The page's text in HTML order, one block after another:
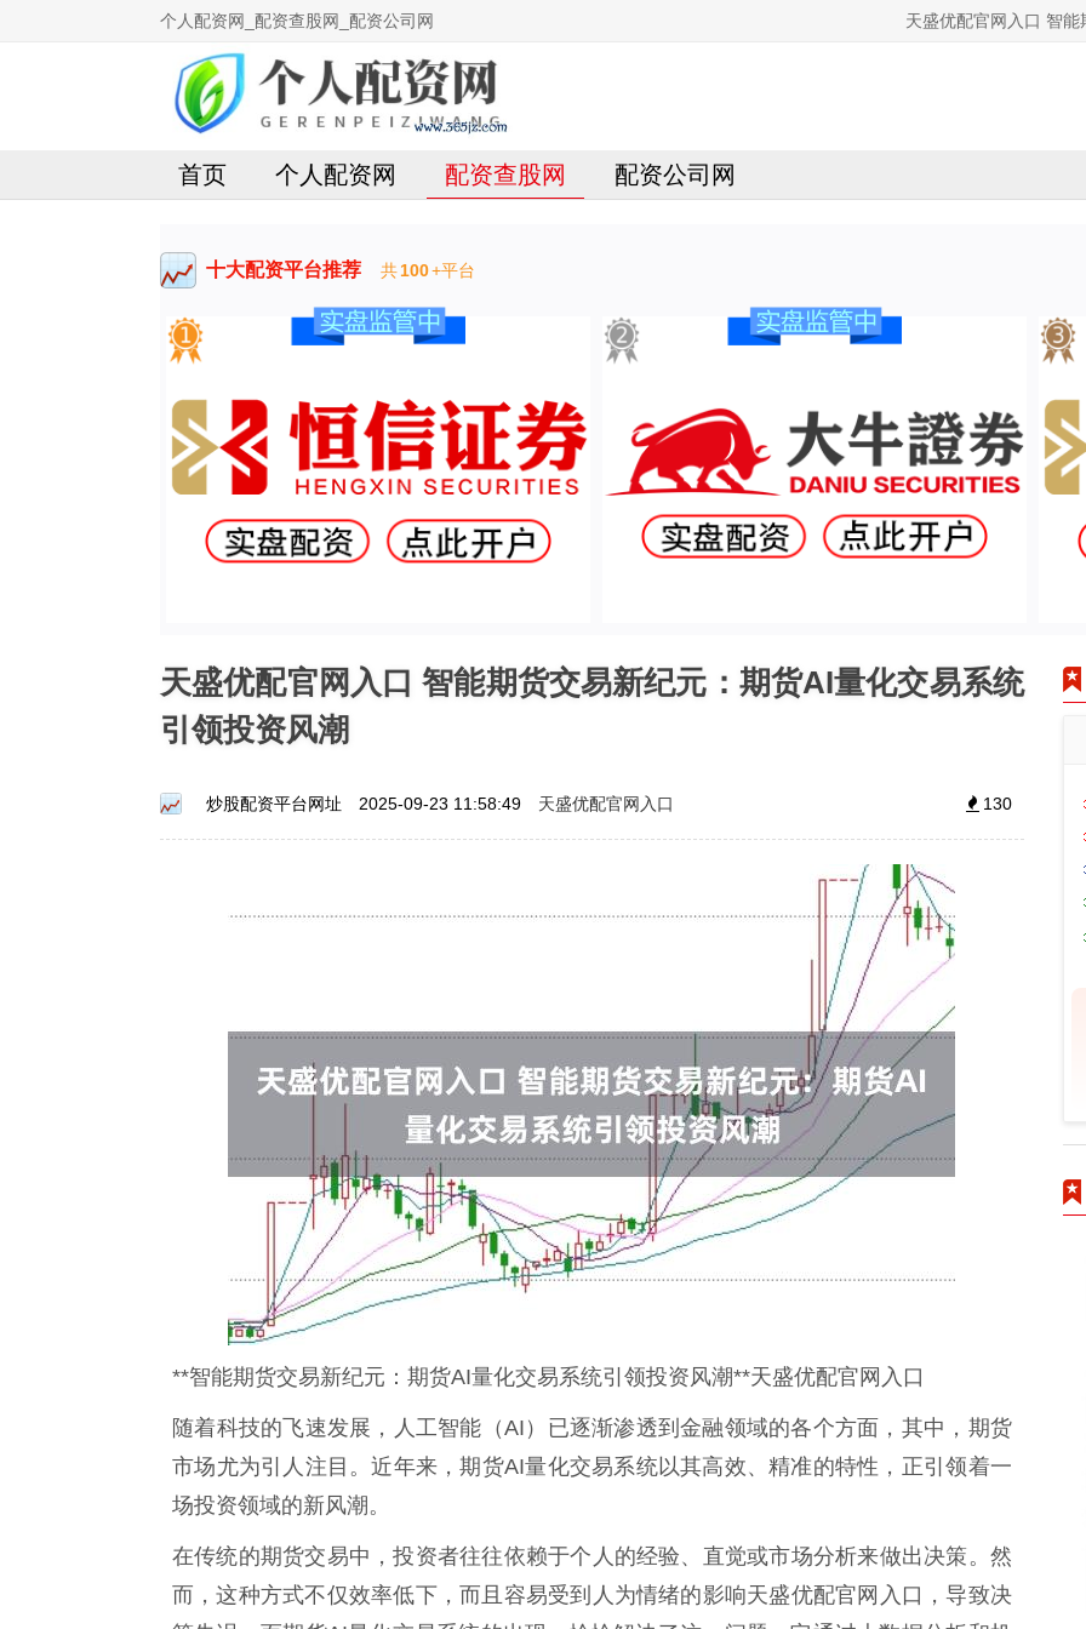
个人配资网_配资查股网_配资公司网 天盛优配官网入口 智
首页 个人配资网 配资查股网 配资公司网
十大配资平台推荐 共100+平台
天盛优配官网入口 智能期货交易新纪元：期货AI量化交易系统
引领投资风潮
炒股配资平台网址 2025-09-23 11:58:49 天盛优配官网入口 130
**智能期货交易新纪元：期货AI量化交易系统引领投资风潮**天盛优配官网入口
随着科技的飞速发展，人工智能（AI）已逐渐渗透到金融领域的各个方面，其中，期货
市场尤为引人注目。近年来，期货AI量化交易系统以其高效、精准的特性，正引领着一
场投资领域的新风潮。
在传统的期货交易中，投资者往往依赖于个人的经验、直觉或市场分析来做出决策。然
而，这种方式不仅效率低下，而且容易受到人为情绪的影响天盛优配官网入口，导致决